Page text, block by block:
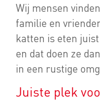
Wij mensen
familie en
katten is eten
en dat doen ze
in een rustige
Juiste plek